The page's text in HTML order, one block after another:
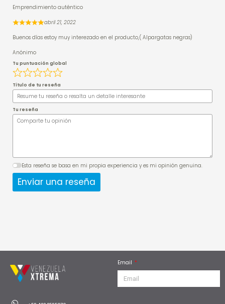
Emprendimiento auténtico
abril 21, 2022
Buenos días estoy muy interezado en el producto,( Alpargatas negras)
Anónimo
Tu puntuación global
Título de tu reseña
Tu reseña
Esta reseña se basa en mi propia experiencia y es mi opinión genuina.
Enviar una reseña
Email